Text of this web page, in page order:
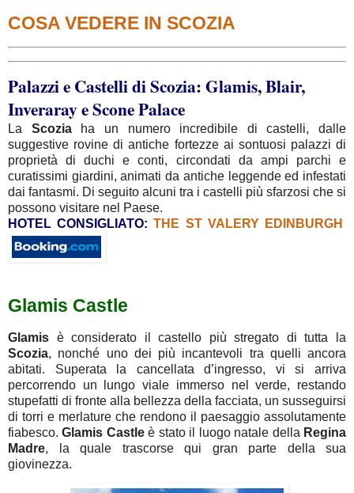
COSA VEDERE IN SCOZIA
Palazzi e Castelli di Scozia: Glamis, Blair,
Inveraray e Scone Palace
La Scoziaha un numero incredibile di castelli, dalle
suggestive rovine di antiche fortezze ai sontuosi palazzi di
proprietà di duchi e conti, circondati da ampi parchi e
curatissimi giardini, animati da antiche leggende ed infestati
dai fantasmi. Di seguito alcuni tra i castelli più sfarzosi che si
possono visitare nel Paese.
HOTEL CONSIGLIATO:THE ST VALERY EDINBURGH
Glamis Castle
Glamis è considerato il castello più stregato di tutta la
Scozia, nonché uno dei più incantevoli tra quelli ancora
abitati. Superata la cancellata d’ingresso, vi si arriva
percorrendo un lungo viale immerso nel verde, restando
stupefatti di fronte alla bellezza della facciata, un susseguirsi
di torri e merlature che rendono il paesaggio assolutamente
fiabesco.Glamis Castleè stato il luogo natale della Regina
Madre, la quale trascorse qui gran parte della sua
giovinezza.